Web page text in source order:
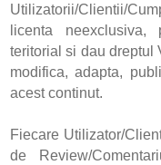
Utilizatorii/Clientii/
licenta neexclusiva,
teritorial si dau dreptul
modifica, adapta,
acest continut.
Fiecare Utilizator/
de Review/